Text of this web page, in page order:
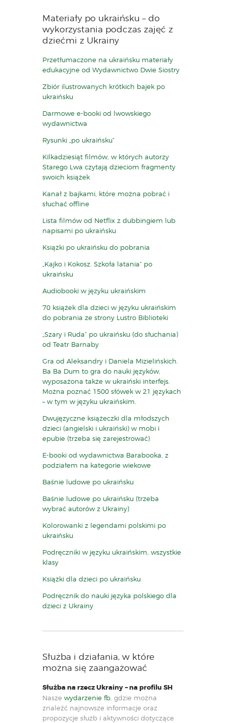
Materiały po ukraińsku – do
wykorzystania podczas zajęć z
dziećmi z Ukrainy
Przetłumaczone na ukraińsku materiały
edukacyjne od Wydawnictwo Dwie Siostry
Zbiór ilustrowanych krótkich bajek po
ukraińsku
Darmowe e-booki od lwowskiego
wydawnictwa
Rysunki „po ukraińsku”
Kilkadziesiąt filmów, w których autorzy
Starego Lwa czytają dzieciom fragmenty
swoich książek
Kanał z bajkami, które można pobrać i
słuchać offline
Lista filmów od Netflix z dubbingiem lub
napisami po ukraińsku
Książki po ukraińsku do pobrania
„Kajko i Kokosz. Szkoła latania” po
ukraińsku
Audiobooki w języku ukraińskim
70 książek dla dzieci w języku ukraińskim
do pobrania ze strony Lustro Biblioteki
„Szary i Ruda” po ukraińsku (do słuchania)
od Teatr Barnaby
Gra od Aleksandry i Daniela Mizielińskich.
Ba Ba Dum to gra do nauki języków,
wyposażona także w ukraiński interfejs.
Można poznać 1500 słówek w 21 językach
– w tym w języku ukraińskim.
Dwujęzyczne książeczki dla młodszych
dzieci (angielski i ukraiński) w mobi i
epubie (trzeba się zarejestrować)
E-booki od wydawnictwa Barabooka, z
podziałem na kategorie wiekowe
Baśnie ludowe po ukraińsku
Baśnie ludowe po ukraińsku (trzeba
wybrać autorów z Ukrainy)
Kolorowanki z legendami polskimi po
ukraińsku
Podręczniki w języku ukraińskim, wszystkie
klasy
Książki dla dzieci po ukraińsku
Podręcznik do nauki języka polskiego dla
dzieci z Ukrainy
Służba i działania, w które
można się zaangażować
Służba na rzecz Ukrainy – na profilu SH
Nasze wydarzenie fb , gdzie można
znaleźć najnowsze informacje oraz
propozycje służb i aktywności dotyczące